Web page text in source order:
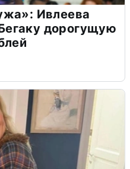
Ивлеева
дорогущую